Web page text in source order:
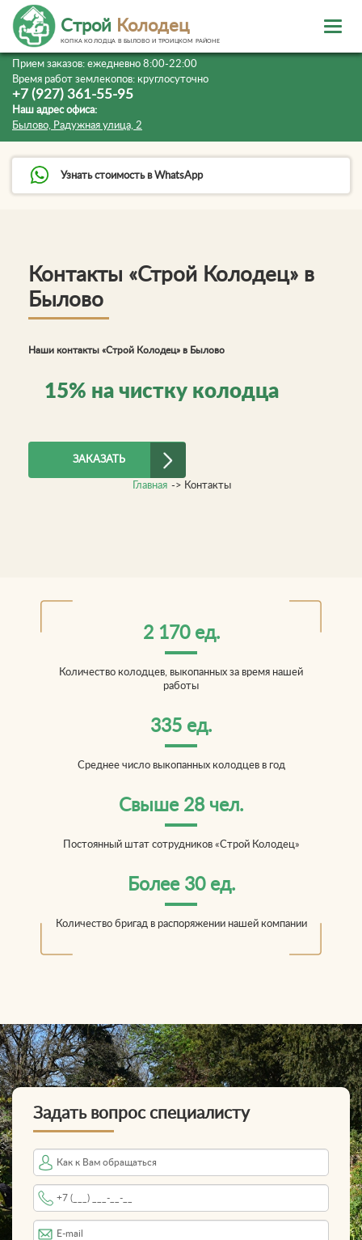
Прием заказов: ежедневно 8:00-22:00
Время работ землекопов: круглосуточно
+7 (927) 361-55-95
Наш адрес офиса:
Былово, Радужная улица, 2
Узнать стоимость в WhatsApp
Строй Колодец
КОПКА КОЛОДЦА В БЫЛОВО И ТРОИЦКОМ РАЙОНЕ
Контакты «Строй Колодец» в
Былово
Наши контакты «Строй Колодец» в Былово
15% на чистку колодца
ЗАКАЗАТЬ
Главная -> Контакты
2 170 ед.
Количество колодцев, выкопанных за время нашей
работы
335 ед.
Среднее число выкопанных колодцев в год
Свыше 28 чел.
Постоянный штат сотрудников «Строй Колодец»
Более 30 ед.
Количество бригад в распоряжении нашей компании
Задать вопрос специалисту
Имя
Телефон*